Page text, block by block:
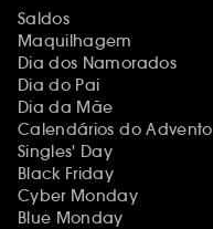
Saldos
Maquilhagem
Dia dos Namorados
Dia do Pai
Dia da Mãe
Calendários do Advento
Singles' Day
Black Friday
Cyber Monday
Blue Monday